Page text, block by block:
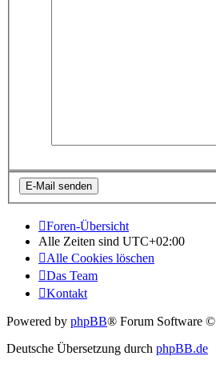
Foren-Übersicht
Alle Zeiten sind UTC+02:00
Alle Cookies löschen
Das Team
Kontakt
Powered by phpBB® Forum Software
Deutsche Übersetzung durch phpBB.de